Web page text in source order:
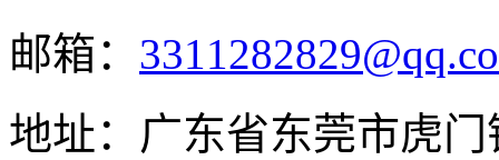
邮箱：
地址：广东省东莞市虎